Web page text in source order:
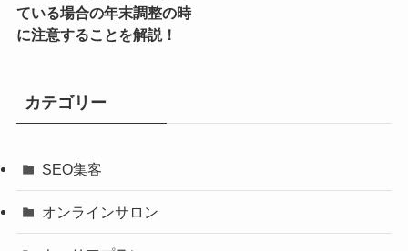
ている場合の年末調整の時
に注意することを解説！
カテゴリー
SEO集客
オンラインサロン